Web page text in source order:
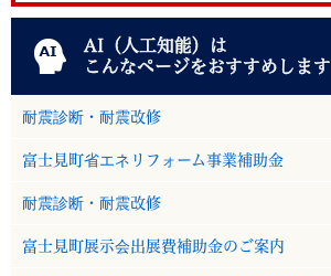
AI（人工知能）は
こんなページをおすすめします
耐震診断・耐震改修
富士見町省エネリフォーム事業補助金
耐震診断・耐震改修
富士見町展示会出展費補助金のご案内